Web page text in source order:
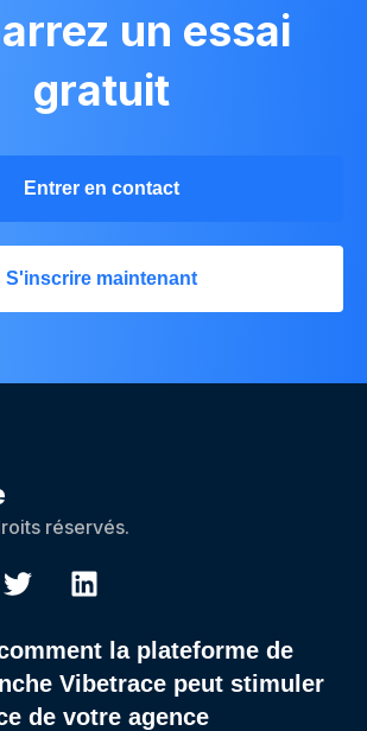
un essai
gratuit
Entrer en contact
S'inscrire maintenant
réservés.
la plateforme de
Vibetrace peut stimuler
de votre agence